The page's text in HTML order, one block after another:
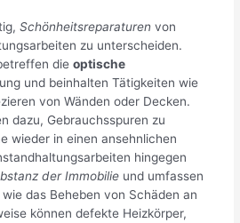
Schönheitsreparaturen von
zu unterscheiden.
dieoptische
und beinhalten Tätigkeiten wie
von Wänden oder Decken.
dazu, Gebrauchsspuren zu
wieder in einen ansehnlichen
hingegen
der Immobilie und umfassen
das Beheben von Schäden an
können defekte Heizkörper,